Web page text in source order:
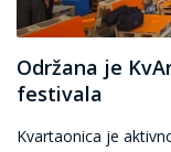
Održana je
festivala
Kvartaonica je